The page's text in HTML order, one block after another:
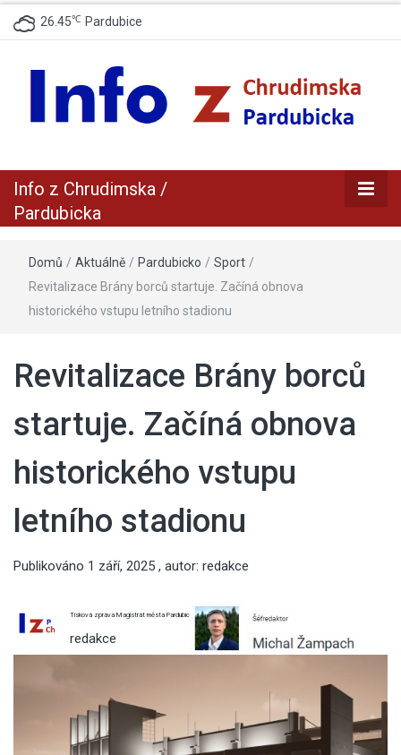
26.45℃ Pardubice
Info z
Pardubicka
Info z Chrudimska /
Pardubicka
Domů / Aktuálně / Pardubicko / Sport /
Revitalizace Brány borců startuje. Začíná obnova
historického vstupu letního stadionu
Revitalizace Brány borců
startuje. Začíná obnova
historického vstupu
letního stadionu
Publikováno 1 září, 2025 , autor: redakce
Tisková zpráva Magistrát města Pardubic
redakce